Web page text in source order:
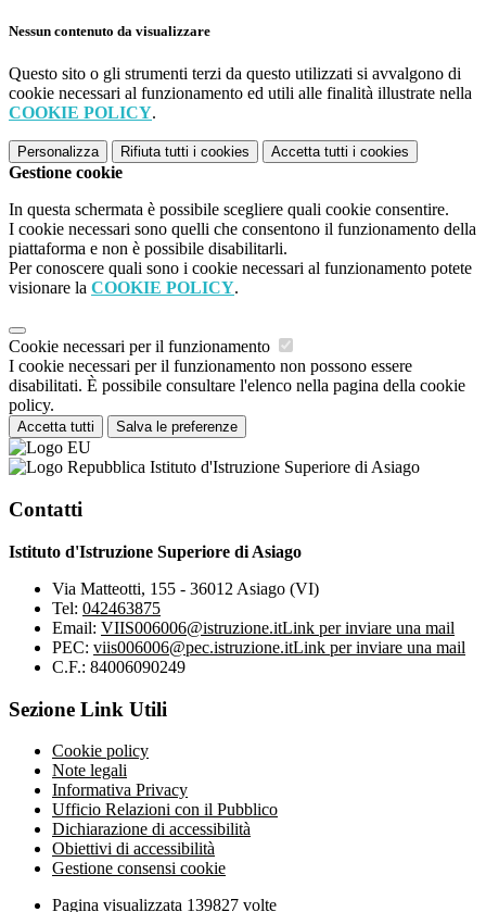
Nessun contenuto da visualizzare
Questo sito o gli strumenti terzi da questo utilizzati si avvalgono di
cookie necessari al funzionamento ed utili alle finalità illustrate nella
COOKIE POLICY.
Personalizza Rifiuta tutti i cookies Accetta tutti i cookies
Gestione cookie
In questa schermata è possibile scegliere quali cookie consentire.
I cookie necessari sono quelli che consentono il funzionamento della
piattaforma e non è possibile disabilitarli.
Per conoscere quali sono i cookie necessari al funzionamento potete
visionare la COOKIE POLICY.
Cookie necessari per il funzionamento
I cookie necessari per il funzionamento non possono essere
disabilitati. È possibile consultare l'elenco nella pagina della cookie
policy.
Accetta tutti Salva le preferenze
Istituto d'Istruzione Superiore di Asiago
Contatti
Istituto d'Istruzione Superiore di Asiago
Via Matteotti, 155 - 36012 Asiago (VI)
Tel: 042463875
Email: VIIS006006@istruzione.itLink per inviare una mail
PEC: viis006006@pec.istruzione.itLink per inviare una mail
C.F.: 84006090249
Sezione Link Utili
Cookie policy
Note legali
Informativa Privacy
Ufficio Relazioni con il Pubblico
Dichiarazione di accessibilità
Obiettivi di accessibilità
Gestione consensi cookie
Pagina visualizzata 139827 volte